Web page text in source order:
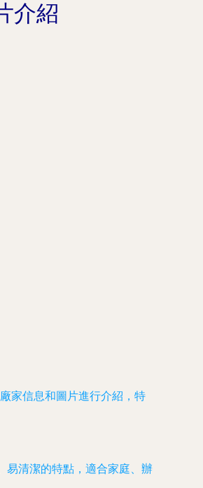
介紹
家信息和圖片進行介紹，特
易清潔的特點，適合家庭、辦